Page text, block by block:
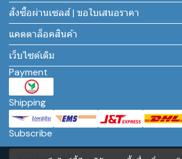
สั่งซื้อผ่านเซลส์ | ขอใบเสนอราคา
แคตตาล็อคสินค้า
เว็บไซต์เดิม
Payment
Shipping
Subscribe